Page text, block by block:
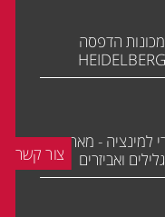
מכונות הדפסה
HEIDELBERG
למינציה - מארזים
גלילים ואביזרים
צור קשר